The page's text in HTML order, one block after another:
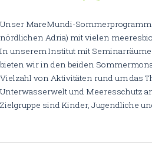
Unser MareMundi-
nördlichen Adria) mit vielen
In unserem Institut mit
bieten wir in den beiden
Vielzahl von Aktivitäten rund um das
Unterwasserwelt und Meeresschutz
Zielgruppe sind Kinder, Jugendliche